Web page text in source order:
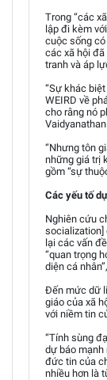
Trong “các
lập đi kèm
cuộc sống
các xã hội
tranh và áp
“Sự khác
WEIRD về
cho rằng nó
“Nhưng tôn
những giá trị
gồm “sự
Các yếu tố
Nghiên cứu
socialization]
lại các vấn
“quan trọng
diện cá
Đến mức dữ
giáo của xã
với niềm tin
“Tính sùng
dự báo mạnh
đức tin của
nhiều hơn là